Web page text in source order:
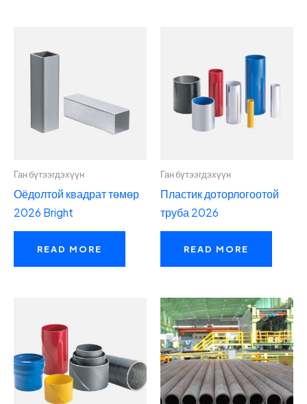
Ган бүтээгдэхүүн
Оёдолтой квадрат төмөр
2026 Bright
READ MORE
Ган бүтээгдэхүүн
Пластик доторлогоотой
труба 2026
READ MORE